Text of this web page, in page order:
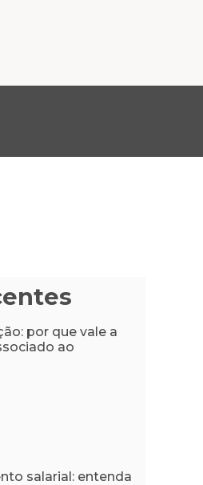
por que vale a
ao
salarial: entenda